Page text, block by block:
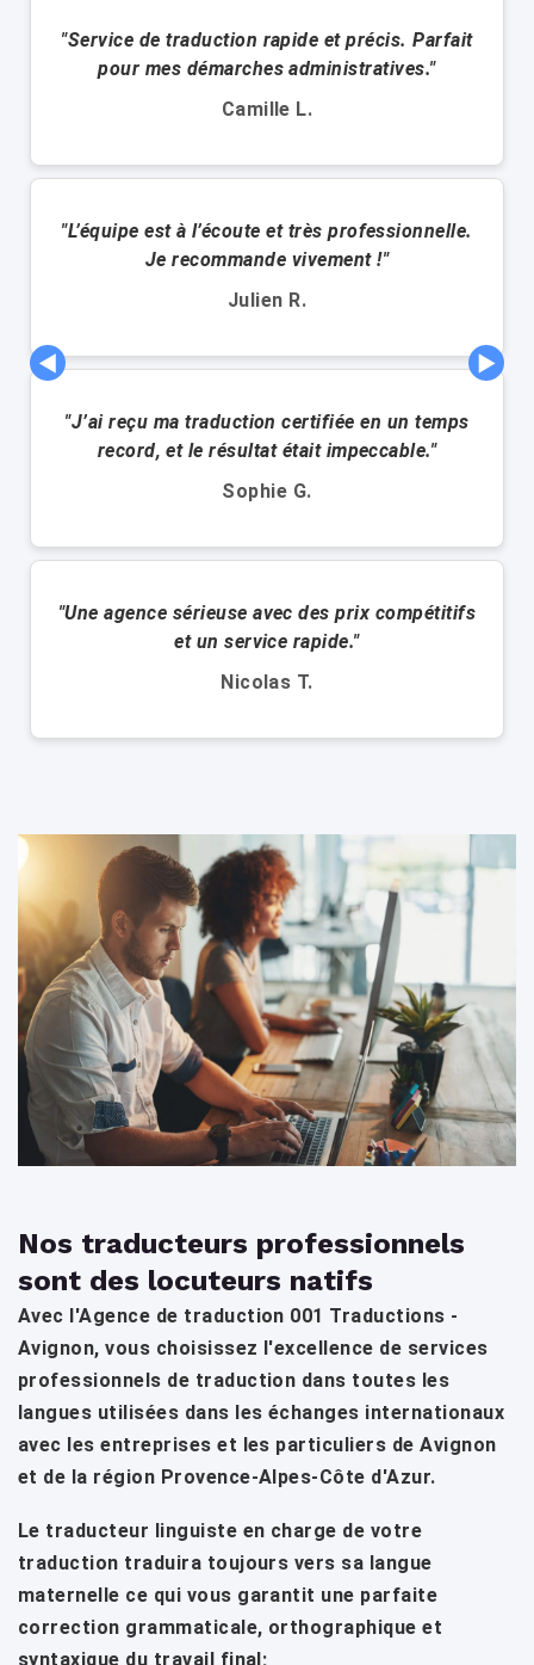
"Service de traduction rapide et précis. Parfait
pour mes démarches administratives."
Camille L.
"L’équipe est à l’écoute et très professionnelle.
Je recommande vivement !"
Julien R.
"J’ai reçu ma traduction certifiée en un temps
record, et le résultat était impeccable."
Sophie G.
"Une agence sérieuse avec des prix compétitifs
et un service rapide."
Nicolas T.
◀ ▶
Nos traducteurs professionnels
sont des locuteurs natifs
Avec l'Agence de traduction 001 Traductions -
Avignon, vous choisissez l'excellence de services
professionnels de traduction dans toutes les
langues utilisées dans les échanges internationaux
avec les entreprises et les particuliers de Avignon
et de la région Provence-Alpes-Côte d'Azur.
Le traducteur linguiste en charge de votre
traduction traduira toujours vers sa langue
maternelle ce qui vous garantit une parfaite
correction grammaticale, orthographique et
syntaxique du travail final;